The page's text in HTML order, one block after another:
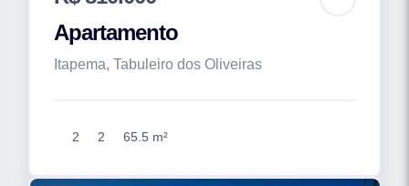
Apartamento
Itapema, Tabuleiro dos Oliveiras
2 2 65.5 m²